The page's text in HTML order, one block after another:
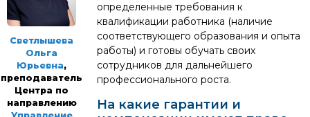
Светлышева
Ольга
Юрьевна,
преподаватель
Центра по
направлению
определенные требования к
квалификации работника (наличие
соответствующего образования и опыта
работы) и готовы обучать своих
сотрудников для дальнейшего
профессионального роста.
На какие гарантии и